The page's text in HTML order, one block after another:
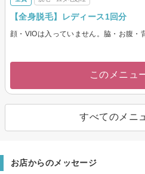
【全身脱毛】レディース1回分
顔・VIOは入っていません。脇・お腹・
このメニュ
すべてのメニ
お店からのメッセージ